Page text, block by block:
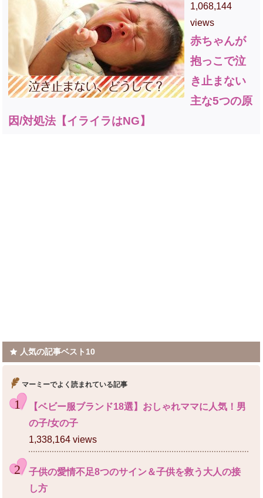
1,068,144
views
赤ちゃんが
抱っこで泣
き止まない
主な5つの原
因/対処法【イライラはNG】
人気の記事ベスト10
マーミーでよく読まれている記事
【ベビー服ブランド18選】おしゃれママに人気！男
の子/女の子
1,338,164 views
子供の愛情不足8つのサイン＆子供を救う大人の接
し方